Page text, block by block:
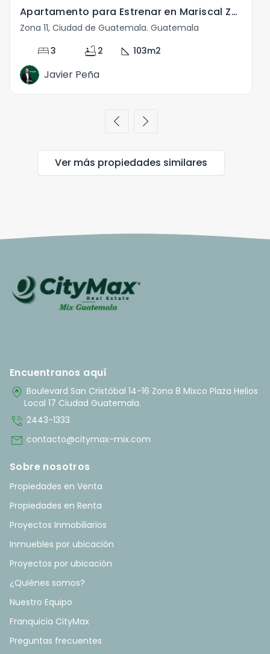
Apartamento para Estrenar en Mariscal Zona 11
Zona 11, Ciudad de Guatemala. Guatemala
bed3 bathtub 2 square_foot 103m2
Javier Peña
chevron_left chevron_right
Ver más propiedades similares
Encuentranos aquí
home_pin Boulevard San Cristóbal 14-16 Zona 8 Mixco Plaza Helios
Local 17 Ciudad Guatemala.
phone_in_talk 2443-1333
mail contacto@citymax-mix.com
Sobre nosotros
Propiedades en Venta
Propiedades en Renta
Proyectos Inmobiliarios
Inmuebles por ubicación
Proyectos por ubicación
¿Quiénes somos?
Nuestro Equipo
Franquicia CityMax
Preguntas frecuentes